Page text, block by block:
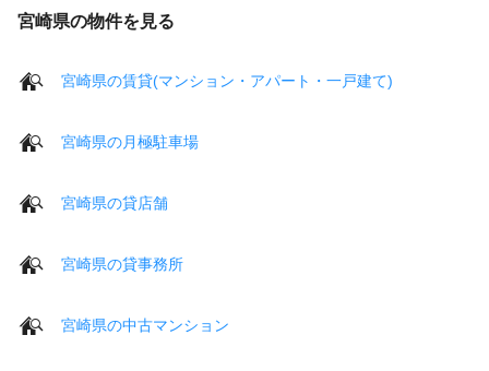
宮崎県の物件を見る
宮崎県の賃貸(マンション・アパート・一戸建て)
宮崎県の月極駐車場
宮崎県の貸店舗
宮崎県の貸事務所
宮崎県の中古マンション